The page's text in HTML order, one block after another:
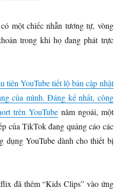
một chiếc nhẫn tương tự, vòng
trong khi họ đang phát trực
tiên YouTube tiết lộ bản cập nhật
của mình. Đáng kể nhất, công
trên YouTubenăm ngoái, một
của TikTok đang quảng cáo các
dụng YouTube dành cho thiết bị
đã thêm “Kids Clips” vào ứng